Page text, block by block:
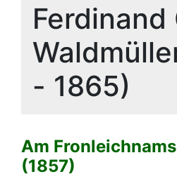
Ferdinand
- 1865)
Am
(1857)